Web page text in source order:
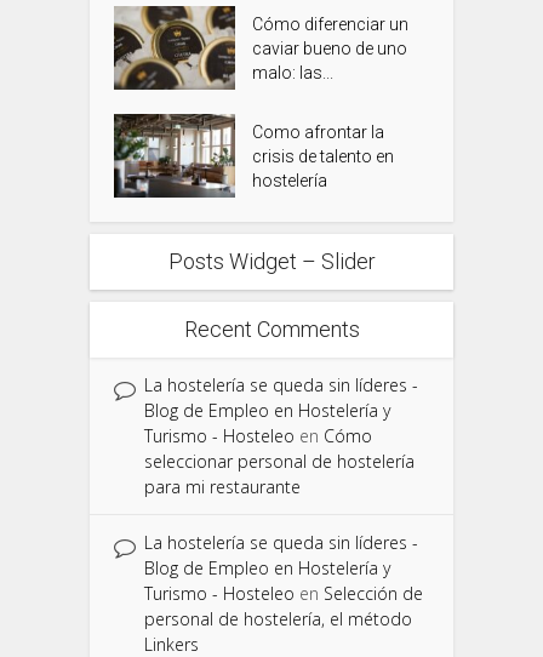
Cómo diferenciar un
caviar bueno de uno
malo: las...
Como afrontar la
crisis de talento en
hostelería
Posts Widget – Slider
Recent Comments
La hostelería se queda sin líderes -
Blog de Empleo en Hostelería y
Turismo - Hosteleo en Cómo
seleccionar personal de hostelería
para mi restaurante
La hostelería se queda sin líderes -
Blog de Empleo en Hostelería y
Turismo - Hosteleo en Selección de
personal de hostelería, el método
Linkers